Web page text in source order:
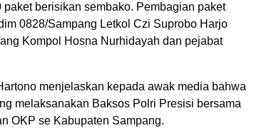
paket berisikan sembako. Pembagian paket
0828/Sampang Letkol Czi Suprobo Harjo
Kompol Hosna Nurhidayah dan pejabat
menjelaskan kepada awak media bahwa
melaksanakan Baksos Polri Presisi bersama
OKP se Kabupaten Sampang.